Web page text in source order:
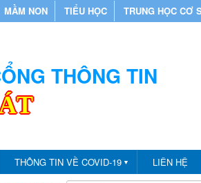
MẦM NON TIỂU HỌC TRUNG HỌC CƠ
THÔNG TIN
THÔNG TIN VỀ COVID-19 ▼ LIÊN HỆ